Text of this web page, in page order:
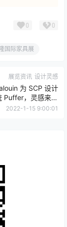
0 0
国际家具展
展览资讯 设计灵感
为 SCP 设计
Puffer，灵感来自
夹克
2022-1-15 9:00:01